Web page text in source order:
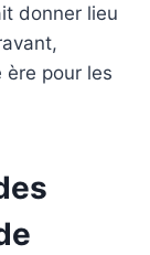
donner lieu
ère pour les